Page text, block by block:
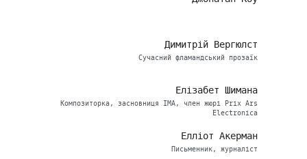
Димитрій Вергюлст
Сучасний фламандський прозаїк
Елізабет Шимана
Композиторка, засновниця ІМА, член жюрі Prix Ars
Electronica
Елліот Акерман
Письменник, журналіст